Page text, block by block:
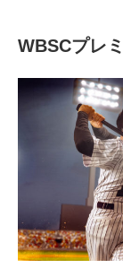
WBSCプレ